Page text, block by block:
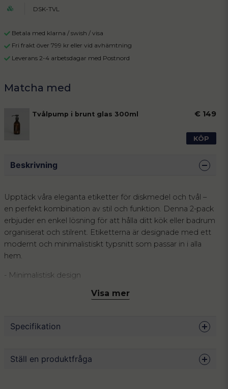
DSK-TVL
Betala med klarna / swish / visa
Fri frakt över 799 kr eller vid avhämtning
Leverans 2-4 arbetsdagar med Postnord
Tvålpump i brunt glas 300ml € 149
KÖP
Beskrivning
Upptäck våra eleganta etiketter för diskmedel och tvål –
en perfekt kombination av stil och funktion. Denna 2-pack
erbjuder en enkel lösning för att hålla ditt kök eller badrum
organiserat och stilrent. Etiketterna är designade med ett
modernt och minimalistiskt typsnitt som passar in i alla
hem.
- Minimalistisk design
- Lätt att applicera och ta bort
fukt och är enkla att applicera på både plast- och
ha en stilren och organiserad yta utan att kompromissa
med funktionalitet.
Visa mer
Specifikation
Mått
50 x 70 cm
Ställ en produktfråga